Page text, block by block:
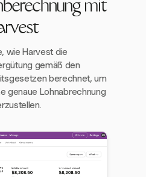
mit
wie Harvest die
gemäß den
berechnet, um
genaue Lohnabrechnung